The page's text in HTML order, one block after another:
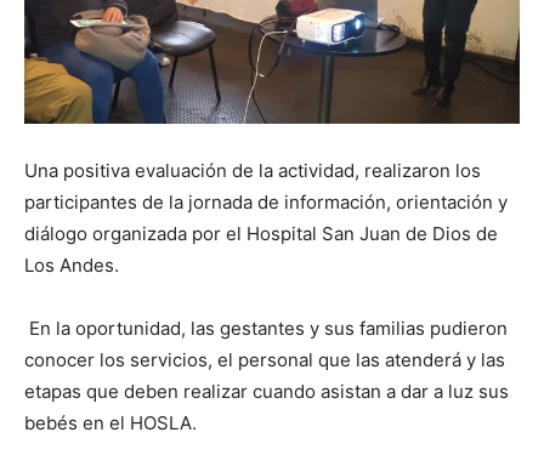
Una positiva evaluación de la actividad, realizaron los
participantes de la jornada de información, orientación y
diálogo organizada por el Hospital San Juan de Dios de
Los Andes.
En la oportunidad, las gestantes y sus familias pudieron
conocer los servicios, el personal que las atenderá y las
etapas que deben realizar cuando asistan a dar a luz sus
bebés en el HOSLA.